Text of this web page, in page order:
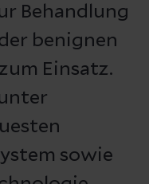
Behandlung
benignen
Einsatz.
sowie